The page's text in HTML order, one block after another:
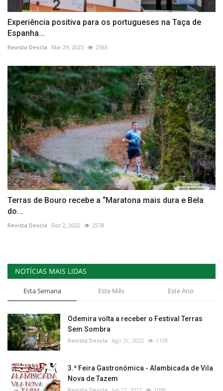
Experiência positiva para os portugueses na Taça de
Espanha...
Revista Descla Mar 29, 2023 2365
Terras de Bouro recebe a “Maratona mais dura e Bela
do...
Revista Descla Dez 2, 2022 2578
NOTÍCIAS MAIS LIDAS
Esta Semana Este Mês Este Ano
Odemira volta a receber o Festival Terras
Sem Sombra
Revista Descla Ago 31, 2022 1108
3.ª Feira Gastronómica - Alambicada de Vila
Nova de Tazem